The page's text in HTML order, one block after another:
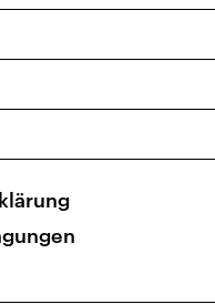
und Podcasts
Kinderprogramm
(UKW + DAB+)